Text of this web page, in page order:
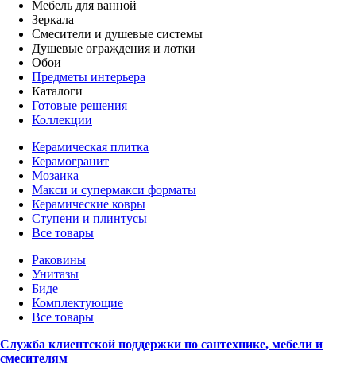
Мебель для ванной
Зеркала
Смесители и душевые системы
Душевые ограждения и лотки
Обои
Предметы интерьера
Каталоги
Готовые решения
Коллекции
Керамическая плитка
Керамогранит
Мозаика
Макси и супермакси форматы
Керамические ковры
Ступени и плинтусы
Все товары
Раковины
Унитазы
Биде
Комплектующие
Все товары
Служба клиентской поддержки по сантехнике, мебели и
смесителям